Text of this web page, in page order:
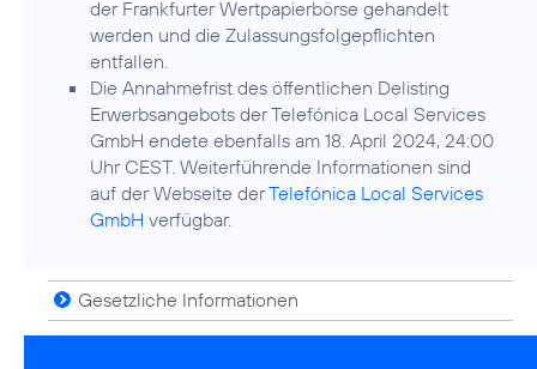
der Frankfurter Wertpapierbörse gehandelt
werden und die Zulassungsfolgepflichten
entfallen.
Die Annahmefrist des öffentlichen Delisting
Erwerbsangebots der Telefónica Local Services
GmbH endete ebenfalls am 18. April 2024, 24:00
Uhr CEST. Weiterführende Informationen sind
auf der Webseite derTelefónica Local Services
GmbH verfügbar.
Gesetzliche Informationen